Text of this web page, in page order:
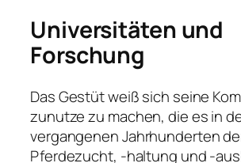
Universitäten und
Forschung
Das Gestüt weiß sich seine
zunutze zu machen, die es in
vergangenen Jahrhunderten
Pferdezucht, -haltung und -